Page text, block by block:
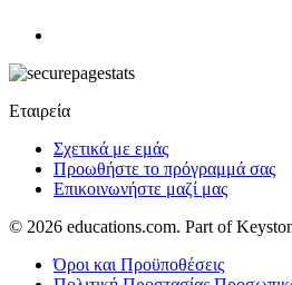
Εταιρεία
Σχετικά με εμάς
Προωθήστε το πρόγραμμά σας
Επικοινωνήστε μαζί μας
© 2026 educations.com. Part of
Όροι και Προϋποθέσεις